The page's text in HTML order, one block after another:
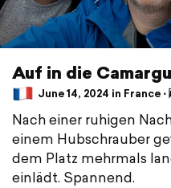
Auf in die
June 14, 2024 in France ⋅
Nach einer ruhigen
einem Hubschrauber
dem Platz mehrmals
einlädt. Spannend.